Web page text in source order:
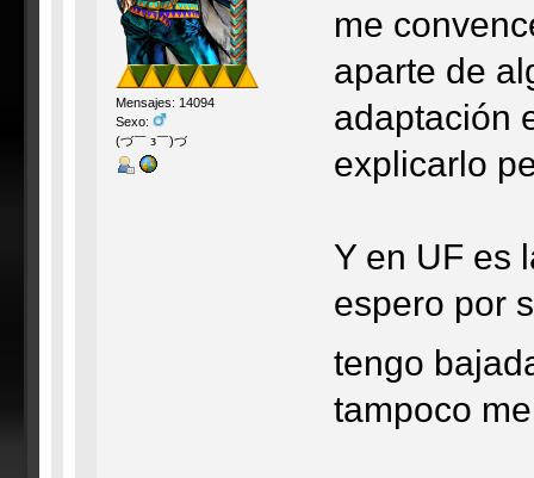
Mensajes: 14094
Sexo:
(づ￣ з￣)づ
me
aparte de
adaptación
explicarlo
Y en UF es
espero por
tengo
tampoco